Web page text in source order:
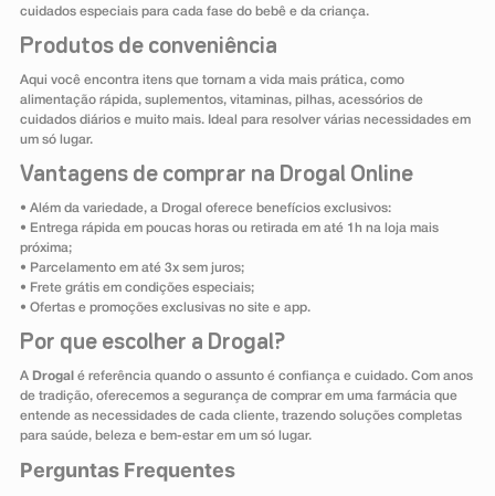
cuidados especiais para cada fase do bebê e da criança.
Produtos de conveniência
Aqui você encontra itens que tornam a vida mais prática, como
alimentação rápida, suplementos, vitaminas, pilhas, acessórios de
cuidados diários e muito mais. Ideal para resolver várias necessidades em
um só lugar.
Vantagens de comprar na Drogal Online
• Além da variedade, a Drogal oferece benefícios exclusivos:
• Entrega rápida em poucas horas ou retirada em até 1h na loja mais
próxima;
• Parcelamento em até 3x sem juros;
• Frete grátis em condições especiais;
• Ofertas e promoções exclusivas no site e app.
Por que escolher a Drogal?
A Drogal é referência quando o assunto é confiança e cuidado. Com anos
de tradição, oferecemos a segurança de comprar em uma farmácia que
entende as necessidades de cada cliente, trazendo soluções completas
para saúde, beleza e bem-estar em um só lugar.
Perguntas Frequentes